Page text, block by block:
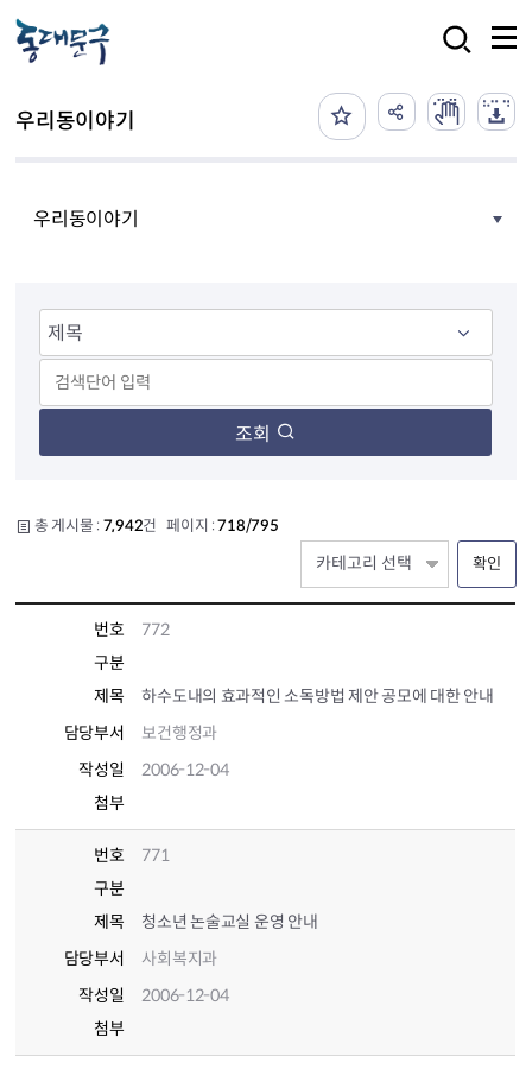
우리동이야기
우리동이야기
조회
총 게시물 : 7,942건 페이지 :718/795
확인
번호
772
구분
제목
하수도내의 효과적인 소독방법 제안 공모에 대한 안내
담당부서
보건행정과
작성일
2006-12-04
첨부
번호
771
구분
제목
청소년 논술교실 운영 안내
담당부서
사회복지과
작성일
2006-12-04
첨부